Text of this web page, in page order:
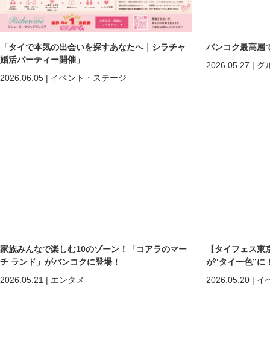
「タイで本気の出会いを探すあなたへ｜シラチャ
婚活パーティー開催」
2026.06.05 | イベント・ステージ
バンコク最高層
2026.05.27 | グ
家族みんなで楽しむ10のゾーン！「コアラのマー
チ ランド」がバンコクに登場！
2026.05.21 | エンタメ
【タイフェス
が“タイ一色”に
2026.05.20 | イ